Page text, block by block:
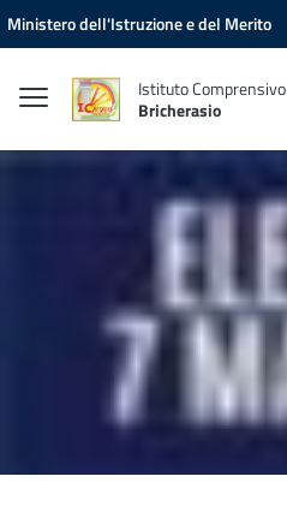
Vai ai contenuti
Vai al menu di navigazione
Vai al footer
Ministero dell'Istruzione e del Merito
Istituto Comprensivo
Bricherasio